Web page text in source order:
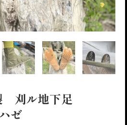
刈ル地下足
ゼ